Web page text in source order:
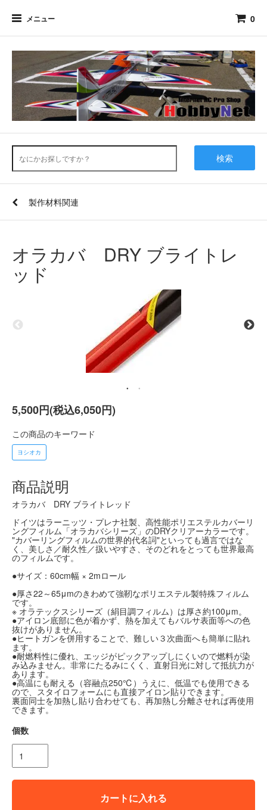
メニュー 0
検索
製作材料関連
オラカバ DRY ブライトレ
ッド
5,500円(税込6,050円)
この商品のキーワード
ヨシオカ
商品説明
オラカバ DRY ブライトレッド
ドイツはラーニッツ・プレナ社製、高性能ポリエステルカバーリ
ングフィルム「オラカバシリーズ」のDRYクリアーカラーです。
"カバーリングフィルムの世界的代名詞"といっても過言ではな
く、美しさ／耐久性／扱いやすさ、そのどれをとっても世界最高
のフィルムです。
●サイズ：60cm幅 × 2mロール
●厚さ22～65μmのきわめて強靭なポリエステル製特殊フィルム
です。
※ オラテックスシリーズ（絹目調フィルム）は厚さ約100μm。
●アイロン底部に色が着かず、熱を加えてもバルサ表面等への色
抜けがありません。
●ヒートガンを併用することで、難しい３次曲面へも簡単に貼れ
ます。
●耐燃料性に優れ、エッジがピックアップしにくいので燃料が染
み込みません。非常にたるみにくく、直射日光に対して抵抗力が
あります。
●高温にも耐える（容融点250℃）うえに、低温でも使用できる
ので、スタイロフォームにも直接アイロン貼りできます。
裏面同士を加熱し貼り合わせても、再加熱し分離させれば再使用
できます。
個数
カートに入れる